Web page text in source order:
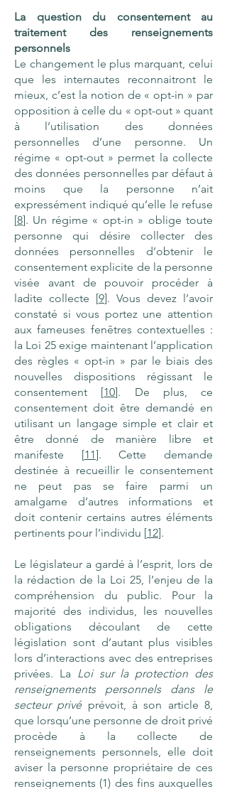
La question du consentement au
traitement des renseignements
personnels
Le changement le plus marquant, celui
que les internautes reconnaitront le
mieux, c’est la notion de « opt-in » par
opposition à celle du « opt-out » quant
à l’utilisation des données
personnelles d’une personne. Un
régime « opt-out » permet la collecte
des données personnelles par défaut à
moins que la personne n’ait
expressément indiqué qu’elle le refuse
[8]. Un régime « opt-in » oblige toute
personne qui désire collecter des
données personnelles d’obtenir le
consentement explicite de la personne
visée avant de pouvoir procéder à
ladite collecte [9]. Vous devez l’avoir
constaté si vous portez une attention
aux fameuses fenêtres contextuelles :
la Loi 25 exige maintenant l’application
des règles « opt-in » par le biais des
nouvelles dispositions régissant le
consentement [10]. De plus, ce
consentement doit être demandé en
utilisant un langage simple et clair et
être donné de manière libre et
manifeste [11]. Cette demande
destinée à recueillir le consentement
ne peut pas se faire parmi un
amalgame d’autres informations et
doit contenir certains autres éléments
pertinents pour l’individu [12].
Le législateur a gardé à l’esprit, lors de
la rédaction de la Loi 25, l’enjeu de la
compréhension du public. Pour la
majorité des individus, les nouvelles
obligations découlant de cette
législation sont d’autant plus visibles
lors d’interactions avec des entreprises
privées. La Loi sur la protection des
renseignements personnels dans le
secteur privéprévoit, à son article 8,
que lorsqu’une personne de droit privé
procède à la collecte de
renseignements personnels, elle doit
aviser la personne propriétaire de ces
renseignements (1) des fins auxquelles